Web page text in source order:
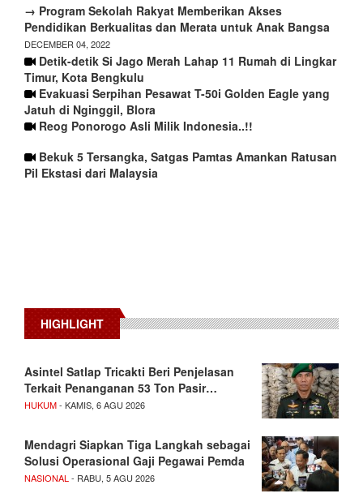
→ Program Sekolah Rakyat Memberikan Akses
Pendidikan Berkualitas dan Merata untuk Anak Bangsa
DECEMBER 04, 2022
Detik-detik Si Jago Merah Lahap 11 Rumah di Lingkar
Timur, Kota Bengkulu
Evakuasi Serpihan Pesawat T-50i Golden Eagle yang
Jatuh di Nginggil, Blora
Reog Ponorogo Asli Milik Indonesia..!!
Bekuk 5 Tersangka, Satgas Pamtas Amankan Ratusan
Pil Ekstasi dari Malaysia
HIGHLIGHT
Asintel Satlap Tricakti Beri Penjelasan
Terkait Penanganan 53 Ton Pasir…
HUKUM- KAMIS, 6 AGU 2026
Mendagri Siapkan Tiga Langkah sebagai
Solusi Operasional Gaji Pegawai Pemda
NASIONAL - RABU, 5 AGU 2026